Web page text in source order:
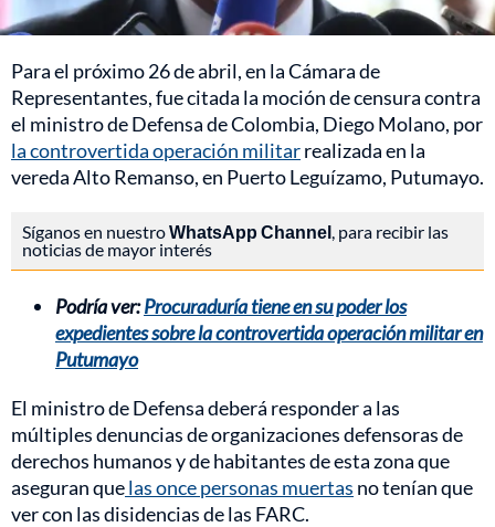
Para el próximo 26 de abril, en la Cámara de
Representantes, fue citada la moción de censura contra
el ministro de Defensa de Colombia, Diego Molano, por
la controvertida operación militarrealizada en la
vereda Alto Remanso, en Puerto Leguízamo, Putumayo.
Síganos en nuestroWhatsApp Channel , para recibir las
noticias de mayor interés
Podría ver:Procuraduría tiene en su poder los
expedientes sobre la controvertida operación militar en
Putumayo
El ministro de Defensa deberá responder a las
múltiples denuncias de organizaciones defensoras de
derechos humanos y de habitantes de esta zona que
aseguran quelas once personas muertas no tenían que
ver con las disidencias de las FARC.